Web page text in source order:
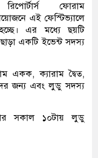
রিপোর্টার্স ফোরাম
এই ফেস্টিভ্যালে
এর মধ্যে ছয়টি
একটি ইভেন্ট সদস্য
একক, ক্যারাম দ্বৈত,
জন্য এবং লুডু সদস্য
সকাল ১০টায় লুডু